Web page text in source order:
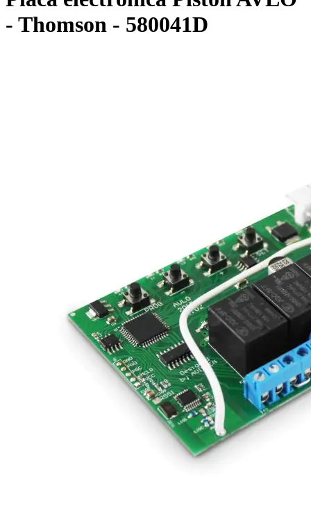
- Thomson - 580041D